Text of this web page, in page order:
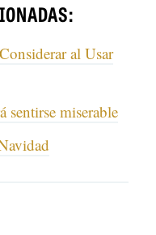
al Usar
sentirse miserable